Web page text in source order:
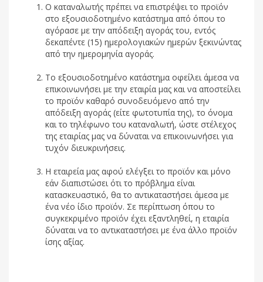
Ο καταναλωτής πρέπει να επιστρέψει το προϊόν
στο εξουσιοδοτημένο κατάστημα από όπου το
αγόρασε με την απόδειξη αγοράς του, εντός
δεκαπέντε (15) ημερολογιακών ημερών ξεκινώντας
από την ημερομηνία αγοράς.
Το εξουσιοδοτημένο κατάστημα οφείλει άμεσα να
επικοινωνήσει με την εταιρία μας και να αποστείλει
το προϊόν καθαρό συνοδευόμενο από την
απόδειξη αγοράς (είτε φωτοτυπία της), το όνομα
και το τηλέφωνο του καταναλωτή, ώστε στέλεχος
της εταιρίας μας να δύναται να επικοινωνήσει για
τυχόν διευκρινήσεις.
Η εταιρεία μας αφού ελέγξει το προϊόν και μόνο
εάν διαπιστώσει ότι το πρόβλημα είναι
κατασκευαστικό, θα το αντικαταστήσει άμεσα με
ένα νέο ίδιο προϊόν. Σε περίπτωση όπου το
συγκεκριμένο προϊόν έχει εξαντληθεί, η εταιρία
δύναται να το αντικαταστήσει με ένα άλλο προϊόν
ίσης αξίας.